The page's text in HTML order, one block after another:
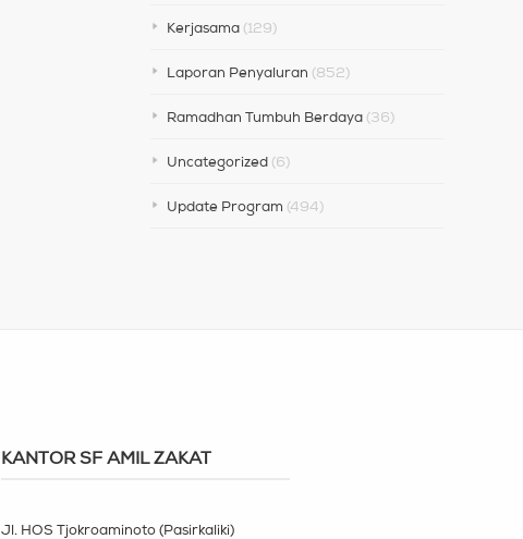
Kerjasama (129)
Laporan Penyaluran (852)
Ramadhan Tumbuh Berdaya (36)
Uncategorized (6)
Update Program (494)
KANTOR SF AMIL ZAKAT
Jl. HOS Tjokroaminoto (Pasirkaliki)